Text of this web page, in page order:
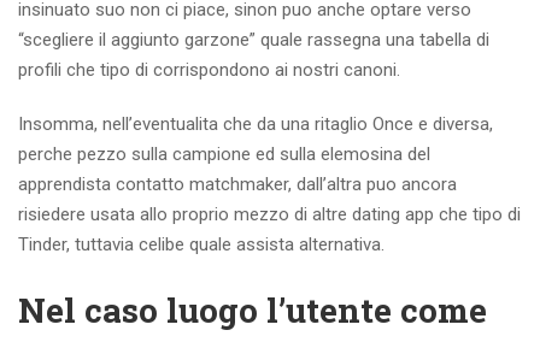
insinuato suo non ci piace, sinon puo anche optare verso
“scegliere il aggiunto garzone” quale rassegna una tabella di
profili che tipo di corrispondono ai nostri canoni.
Insomma, nell’eventualita che da una ritaglio Once e diversa,
perche pezzo sulla campione ed sulla elemosina del
apprendista contatto matchmaker, dall’altra puo ancora
risiedere usata allo proprio mezzo di altre dating app che tipo di
Tinder, tuttavia celibe quale assista alternativa.
Nel caso luogo l’utente come